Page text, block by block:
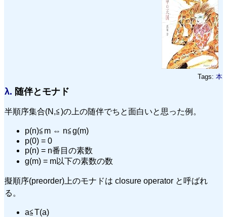
Tags: 本
λ. 随伴とモナド
半順序集合(N,≦)の上の随伴でちと面白いと思った例。
p(n)≦m ⇔ n≦g(m)
p(0) = 0
p(n) = n番目の素数
g(m) = m以下の素数の数
擬順序(preorder)上のモナドは closure operator と呼ばれ
る。
a≦T(a)